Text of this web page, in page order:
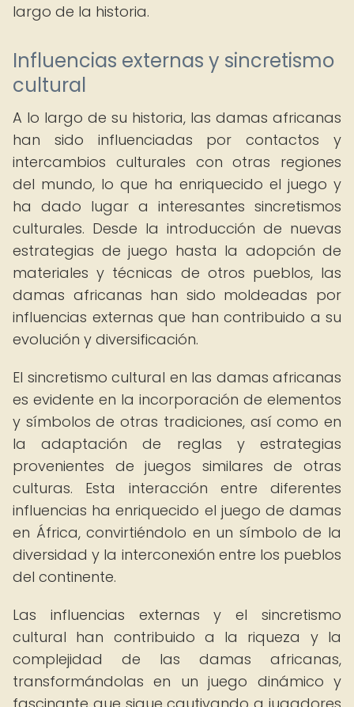
largo de la historia.
Influencias externas y sincretismo
cultural
A lo largo de su historia, las damas africanas
han sido influenciadas por contactos y
intercambios culturales con otras regiones
del mundo, lo que ha enriquecido el juego y
ha dado lugar a interesantes sincretismos
culturales. Desde la introducción de nuevas
estrategias de juego hasta la adopción de
materiales y técnicas de otros pueblos, las
damas africanas han sido moldeadas por
influencias externas que han contribuido a su
evolución y diversificación.
El sincretismo cultural en las damas africanas
es evidente en la incorporación de elementos
y símbolos de otras tradiciones, así como en
la adaptación de reglas y estrategias
provenientes de juegos similares de otras
culturas. Esta interacción entre diferentes
influencias ha enriquecido el juego de damas
en África, convirtiéndolo en un símbolo de la
diversidad y la interconexión entre los pueblos
del continente.
Las influencias externas y el sincretismo
cultural han contribuido a la riqueza y la
complejidad de las damas africanas,
transformándolas en un juego dinámico y